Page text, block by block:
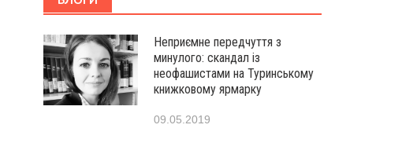
Неприємне передчуття з
минулого: скандал із
неофашистами на Туринському
книжковому ярмарку
09.05.2019